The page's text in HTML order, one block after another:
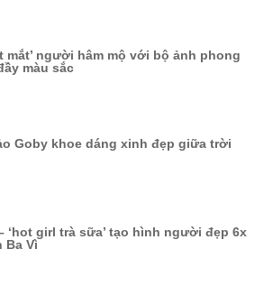
mắt’ người hâm mộ với bộ ảnh phong
màu sắc
Goby khoe dáng xinh đẹp giữa trời
‘hot girl trà sữa’ tạo hình người đẹp 6x
Ba Vì